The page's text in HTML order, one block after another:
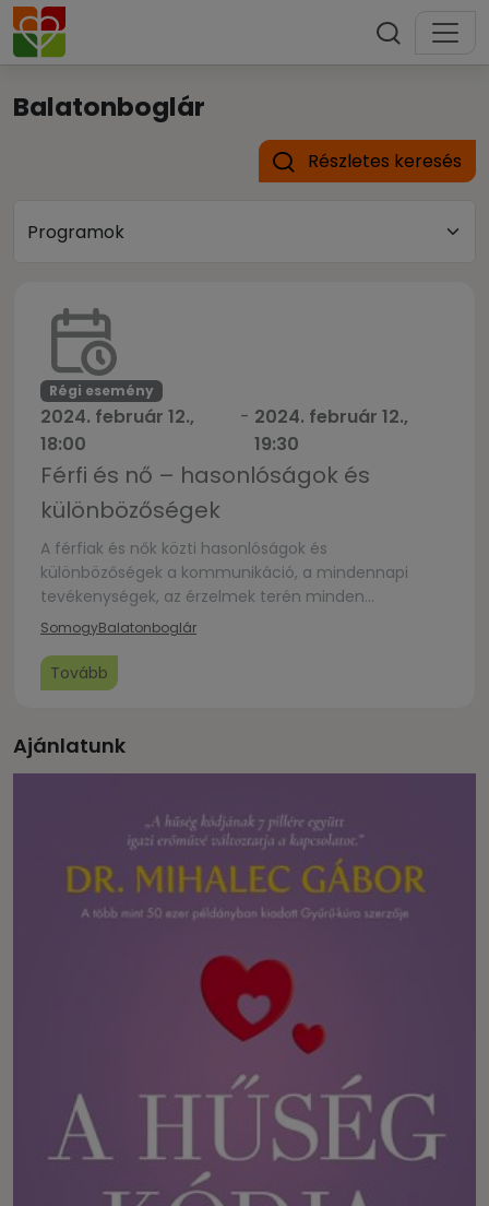
Balatonboglár
Részletes keresés
Régi esemény
2024. február 12.,
18:00
- 2024. február 12.,
19:30
Férfi és nő – hasonlóságok és
különbözőségek
A férfiak és nők közti hasonlóságok és
különbözőségek a kommunikáció, a mindennapi
tevékenységek, az érzelmek terén minden
házasságban megjelennek. A program Soós Viktor és
beszélgetés követ majd.
SomogyBalatonboglár
Tovább
Ajánlatunk